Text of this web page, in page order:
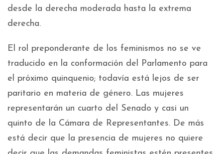
desde la derecha moderada hasta la extrema
derecha.
El rol preponderante de los feminismos no se ve
traducido en la conformación del Parlamento para
el próximo quinquenio; todavía está lejos de ser
paritario en materia de género. Las mujeres
representarán un cuarto del Senado y casi un
quinto de la Cámara de Representantes. De más
está decir que la presencia de mujeres no quiere